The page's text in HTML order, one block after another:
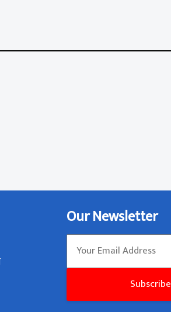
Our Newsletter
Subscribe